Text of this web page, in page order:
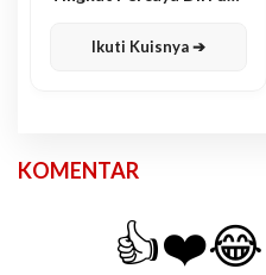
Ikuti Kuisnya ➔
KOMENTAR
👍❤️😂